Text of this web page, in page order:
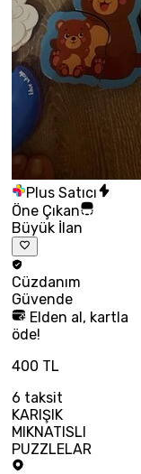
Plus Satıcı
Öne Çıkan
Büyük İlan
Cüzdanım
Güvende
Elden al, kartla
öde!
400 TL
6 taksit
KARIŞIK
MIKNATISLI
PUZZLELAR